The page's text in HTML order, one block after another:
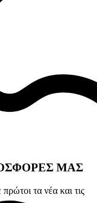
ΜΑΣ
τα νέα και τις